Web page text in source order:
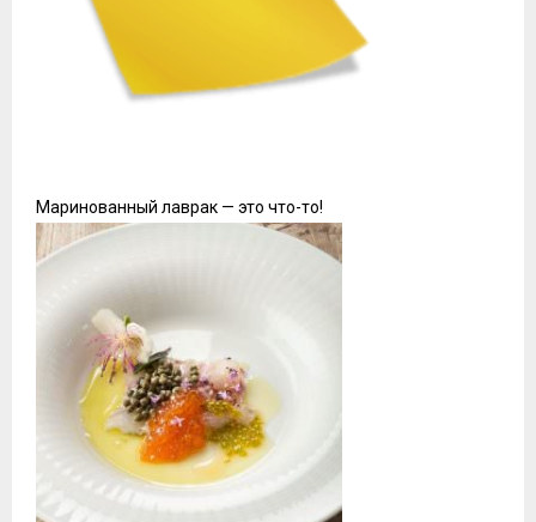
Маринованный лаврак — это что-то!